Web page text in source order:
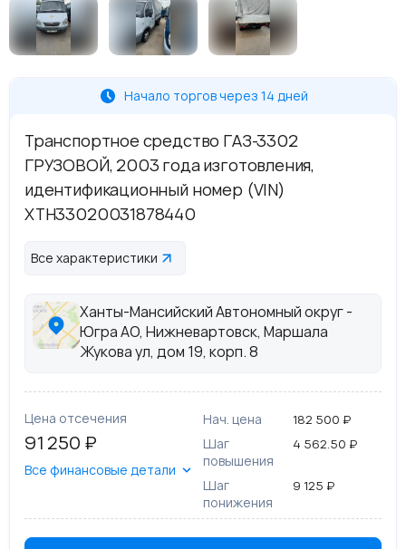
Начало торгов через 14 дней
Транспортное средство ГАЗ-3302
ГРУЗОВОЙ, 2003 года изготовления,
идентификационный номер (VIN)
XTH33020031878440
Все характеристики
Ханты-Мансийский Автономный округ -
Югра АО, Нижневартовск, Маршала
Жукова ул, дом 19, корп. 8
Цена отсечения
91 250 ₽
Все финансовые детали
Нач. цена 182 500 ₽
Шаг
повышения
4 562.50 ₽
Шаг
понижения
9 125 ₽